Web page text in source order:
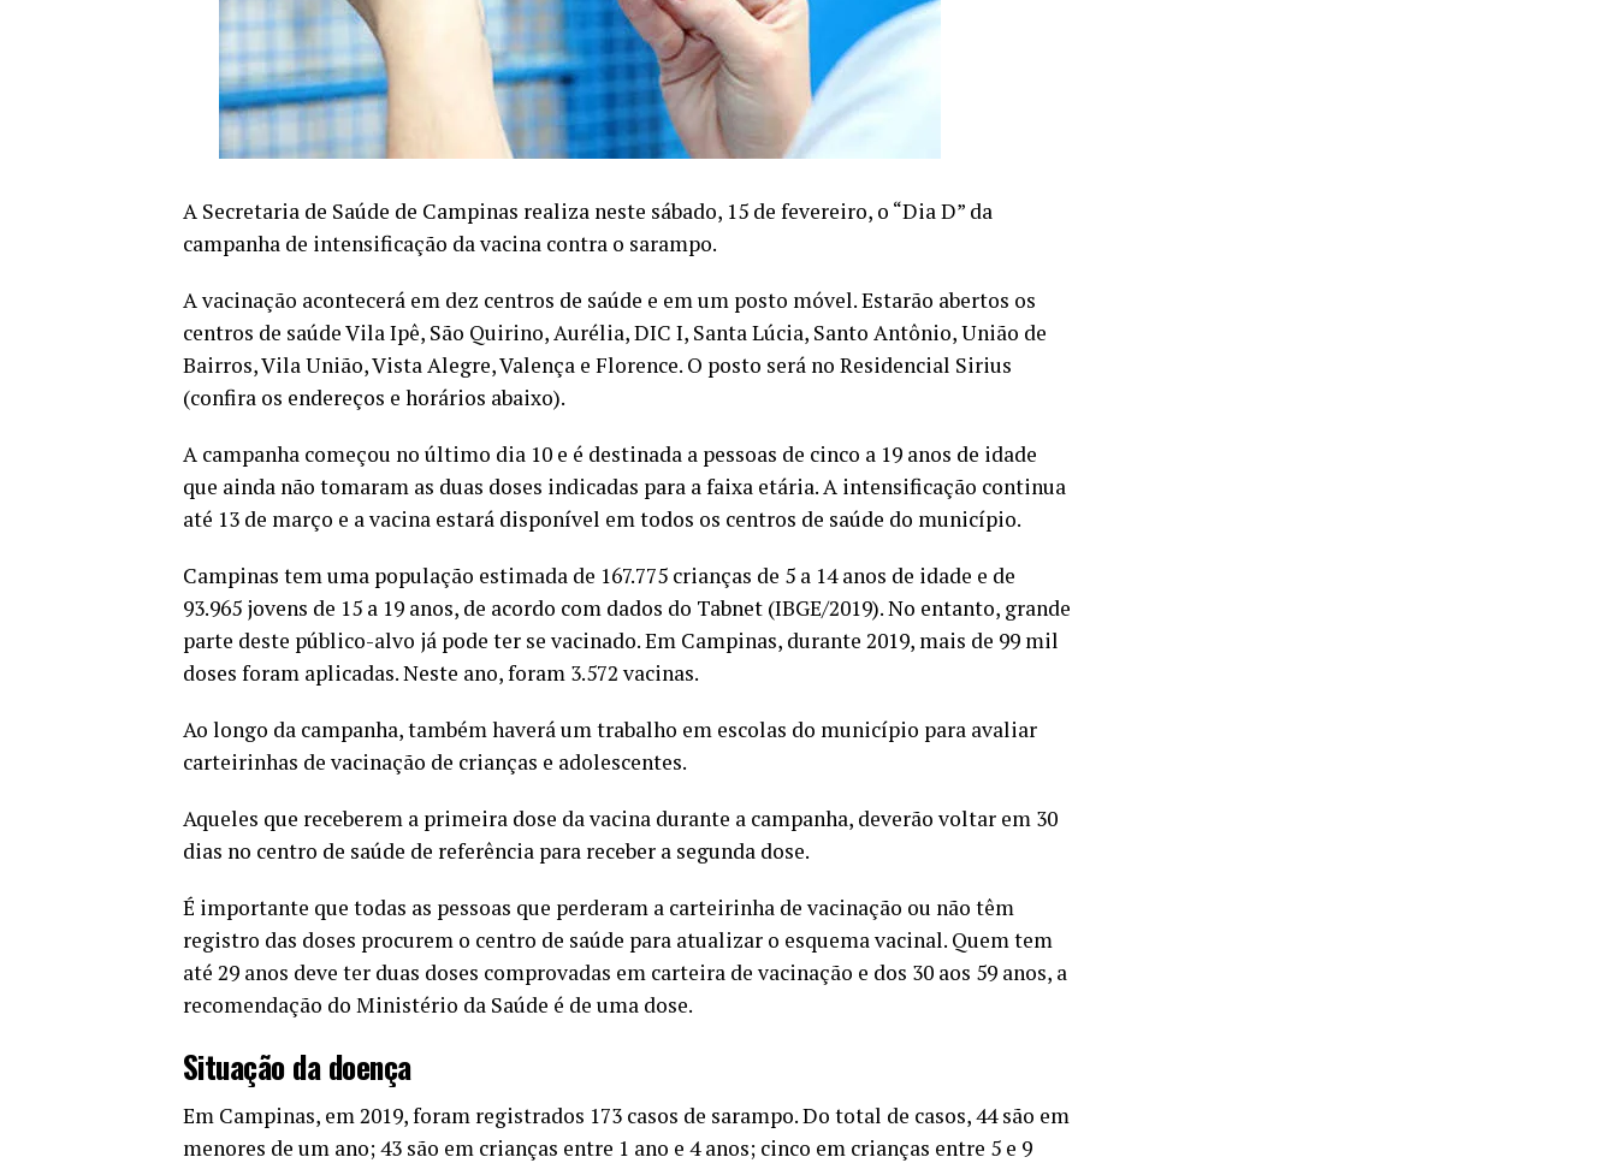
A Secretaria de Saúde de Campinas realiza neste sábado, 15 de fevereiro, o “Dia D” da
campanha de intensificação da vacina contra o sarampo.
A vacinação acontecerá em dez centros de saúde e em um posto móvel. Estarão abertos os
centros de saúde Vila Ipê, São Quirino, Aurélia, DIC I, Santa Lúcia, Santo Antônio, União de
Bairros, Vila União, Vista Alegre, Valença e Florence. O posto será no Residencial Sirius
(confira os endereços e horários abaixo).
A campanha começou no último dia 10 e é destinada a pessoas de cinco a 19 anos de idade
que ainda não tomaram as duas doses indicadas para a faixa etária. A intensificação continua
até 13 de março e a vacina estará disponível em todos os centros de saúde do município.
Campinas tem uma população estimada de 167.775 crianças de 5 a 14 anos de idade e de
93.965 jovens de 15 a 19 anos, de acordo com dados do Tabnet (IBGE/2019). No entanto, grande
parte deste público-alvo já pode ter se vacinado. Em Campinas, durante 2019, mais de 99 mil
doses foram aplicadas. Neste ano, foram 3.572 vacinas.
Ao longo da campanha, também haverá um trabalho em escolas do município para avaliar
carteirinhas de vacinação de crianças e adolescentes.
Aqueles que receberem a primeira dose da vacina durante a campanha, deverão voltar em 30
dias no centro de saúde de referência para receber a segunda dose.
É importante que todas as pessoas que perderam a carteirinha de vacinação ou não têm
registro das doses procurem o centro de saúde para atualizar o esquema vacinal. Quem tem
até 29 anos deve ter duas doses comprovadas em carteira de vacinação e dos 30 aos 59 anos, a
recomendação do Ministério da Saúde é de uma dose.
Situação da doença
Em Campinas, em 2019, foram registrados 173 casos de sarampo. Do total de casos, 44 são em
menores de um ano; 43 são em crianças entre 1 ano e 4 anos; cinco em crianças entre 5 e 9